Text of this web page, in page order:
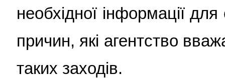
необхідної інформації
причин, які агентство
таких заходів.